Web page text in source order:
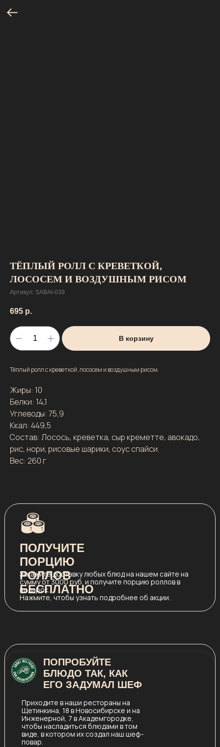
ТЁПЛЫЙ РОЛЛ С КРЕВЕТКОЙ,
ЛОСОСЕМ И ВОЗДУШНЫМ РИСОМ
Артикул: SABAI-039
695 р.
В корзину
Тёплый ролл с креветкой, лососем и воздушным рисом.
Жиры: 10
Белки: 14,1
Углеводы: 75,9
Ккал: 449,5
Состав: Лосось, креветка, сыр креметте, авокадо,
рис, нори, рисовые шарики, соус спайси.
Вес: 260 г
ПОЛУЧИТЕ
ПОРЦИЮ
РОЛЛОВ
БЕСПЛАТНО
Закажите доставку любых блюд на нашем сайте на
сумму от 3000 руб. и получите порцию роллов в
подарок.
Нажмите, чтобы узнать подробнее об акции.
ПОПРОБУЙТЕ
БЛЮДО ТАК, КАК
ЕГО ЗАДУМАЛ ШЕФ
Приходите в наши рестораны на
Щетинкина, 18 в Новосибирске и на
Инженерной, 7 в Академгородке,
чтобы насладиться блюдами в том
виде, в котором их создал наш шеф-
повар.